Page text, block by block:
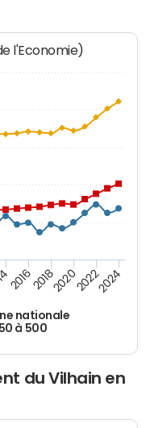
l'Economie)
nationale
à 500
20162018202020222024
du Vilhain en